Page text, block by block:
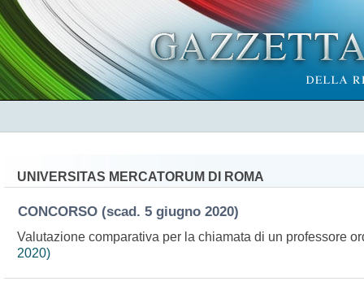
UNIVERSITAS MERCATORUM DI ROMA
CONCORSO (scad. 5 giugno 2020)
Valutazione comparativa per la chiamata di un professore
2020)